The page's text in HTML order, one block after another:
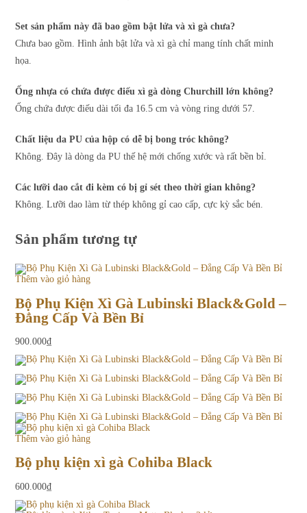
Set sản phẩm này đã bao gồm bật lửa và xì gà chưa?
Chưa bao gồm. Hình ảnh bật lửa và xì gà chỉ mang tính chất minh
họa.
Ống nhựa có chứa được điếu xì gà dòng Churchill lớn không?
Ống chứa được điếu dài tối đa 16.5 cm và vòng ring dưới 57.
Chất liệu da PU của hộp có dễ bị bong tróc không?
Không. Đây là dòng da PU thế hệ mới chống xước và rất bền bỉ.
Các lưỡi dao cắt đi kèm có bị gỉ sét theo thời gian không?
Không. Lưỡi dao làm từ thép không gỉ cao cấp, cực kỳ sắc bén.
Sản phẩm tương tự
Thêm vào giỏ hàng
Bộ Phụ Kiện Xì Gà Lubinski Black&Gold –
Đẳng Cấp Và Bền Bỉ
900.000₫
Thêm vào giỏ hàng
Bộ phụ kiện xì gà Cohiba Black
600.000₫